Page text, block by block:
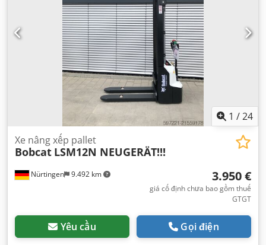
1 /24
Nürtingen 9.492 km
Xe nâng xếp pallet
Bobcat LSM12N NEUGERÄT!!!
3.950 €
giá cố định chưa bao gồm thuế
GTGT
Yêu cầu Gọi điện